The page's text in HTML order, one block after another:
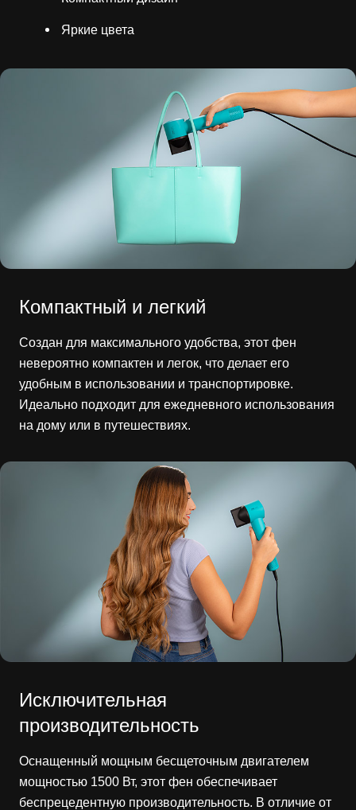
Яркие цвета
Компактный и легкий
Создан для максимального удобства, этот фен
невероятно компактен и легок, что делает его
удобным в использовании и транспортировке.
Идеально подходит для ежедневного использования
на дому или в путешествиях.
Исключительная
производительность
Оснащенный мощным бесщеточным двигателем
мощностью 1500 Вт, этот фен обеспечивает
беспрецедентную производительность. В отличие от